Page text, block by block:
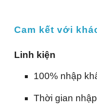
Cam kết với
Linh kiện
100% nhập
Thời gian